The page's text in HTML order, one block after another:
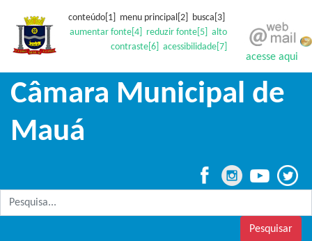
conteúdo[1] menu principal[2] busca[3]
aumentar fonte[4]
reduzir fonte[5]
alto
contraste[6]
acessibilidade[7]
acesse aqui
Câmara Municipal de
Mauá
Pesquisar